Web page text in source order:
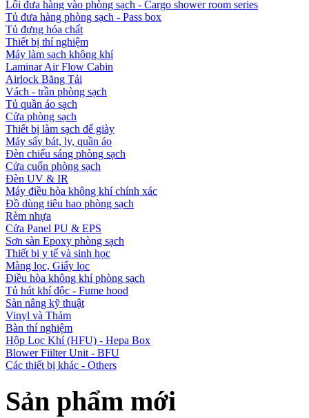
Lối đưa hàng vào phòng sạch - Cargo shower room series
Tủ đưa hàng phòng sạch - Pass box
Tủ đựng hóa chất
Thiết bị thí nghiệm
Máy làm sạch không khí
Laminar Air Flow Cabin
Airlock Băng Tải
Vách - trần phòng sạch
Tủ quần áo sạch
Cửa phòng sạch
Thiết bị làm sạch đế giày
Máy sấy bát, ly, quần áo
Đèn chiếu sáng phòng sạch
Cửa cuốn phòng sạch
Đèn UV & IR
Máy điều hòa không khí chính xác
Đồ dùng tiêu hao phòng sạch
Rèm nhựa
Cửa Panel PU & EPS
Sơn sàn Epoxy phòng sạch
Thiết bị y tế và sinh học
Màng lọc, Giấy lọc
Điều hòa không khí phòng sạch
Tủ hút khí độc - Fume hood
Sàn nâng kỹ thuật
Vinyl và Thảm
Bàn thí nghiệm
Hộp Lọc Khí (HFU) - Hepa Box
Blower Fiilter Unit - BFU
Các thiết bị khác - Others
Sản phẩm mới